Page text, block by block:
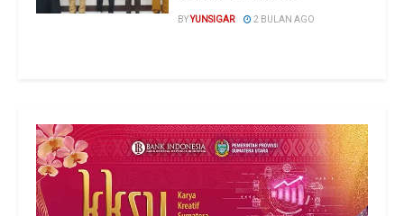
BYYUNSIGAR 2 BULAN AGO